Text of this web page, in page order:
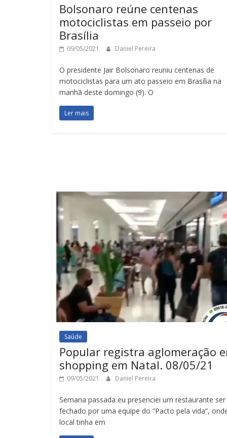
Bolsonaro reúne centenas
motociclistas em passeio por
Brasília
09/05/2021 Daniel Pereira
O presidente Jair Bolsonaro reuniu centenas de
motociclistas para um ato passeio em Brasília na
manhã deste domingo (9). O
Ler mais
Saúde
Popular registra aglomeração
shopping em Natal. 08/05/21
09/05/2021 Daniel Pereira
Semana passada eu presenciei um restaurante ser
fechado por uma equipe do “Pacto pela vida”,
local tinha em